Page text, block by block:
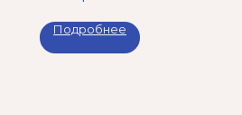
Подробнее